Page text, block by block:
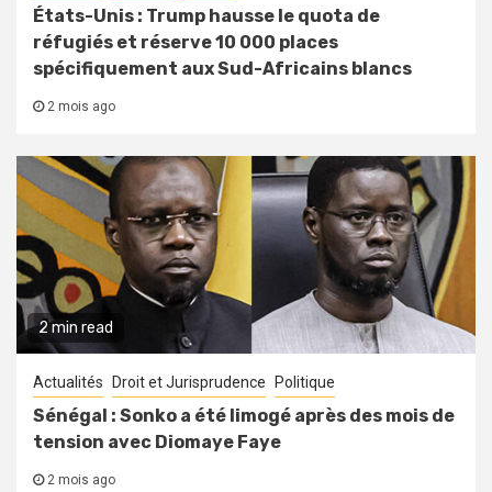
États-Unis : Trump hausse le quota de
réfugiés et réserve 10 000 places
spécifiquement aux Sud-Africains blancs
2 mois ago
2 min read
Actualités Droit et Jurisprudence Politique
Sénégal : Sonko a été limogé après des mois de
tension avec Diomaye Faye
2 mois ago